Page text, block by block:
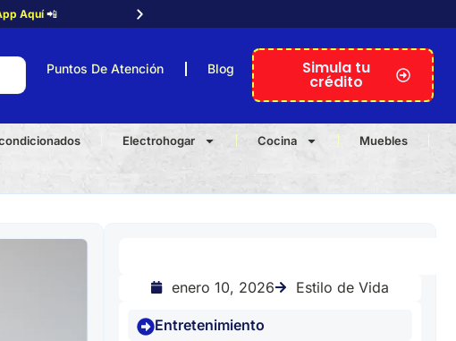
Aquí📲
Puntos De Atención Blog Simula tu
crédito
Electrohogar Cocina Muebles
enero 10, 2026 Estilo de Vida
Entretenimiento